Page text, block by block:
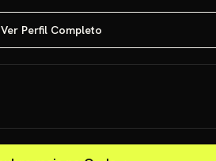
Ver Perfil Completo